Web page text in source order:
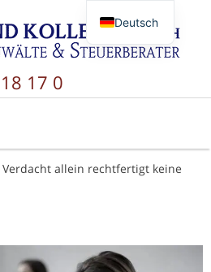
17 0
Verdacht allein rechtfertigt keine
Deutsch
English
简体中文